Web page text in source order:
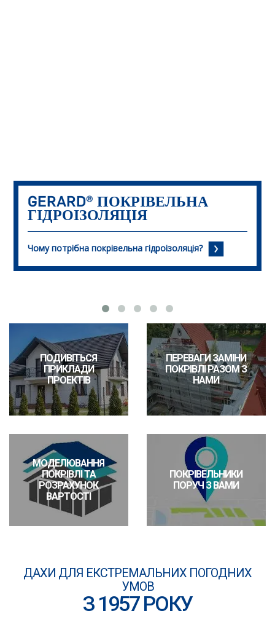
GERARD® ПОКРІВЕЛЬНА
ГІДРОІЗОЛЯЦІЯ
Чому потрібна покрівельна гідроізоляція?
ПОДИВІТЬСЯ
ПРИКЛАДИ
ПРОЕКТІВ
ПЕРЕВАГИ ЗАМІНИ
ПОКРІВЛІ РАЗОМ З
НАМИ
МОДЕЛЮВАННЯ
ПОКРІВЛІ ТА
РОЗРАХУНОК
ВАРТОСТІ
ПОКРІВЕЛЬНИКИ
ПОРУЧ З ВАМИ
ДАХИ ДЛЯ ЕКСТРЕМАЛЬНИХ ПОГОДНИХ
УМОВ
З 1957 РОКУ